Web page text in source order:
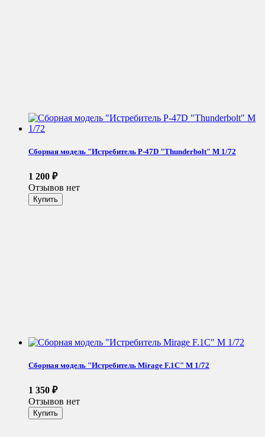
Сборная модель "Истребитель P-47D "Thunderbolt" М 1/72
1 200 ₽
Отзывов нет
Сборная модель "Истребитель Mirage F.1C" М 1/72
1 350 ₽
Отзывов нет